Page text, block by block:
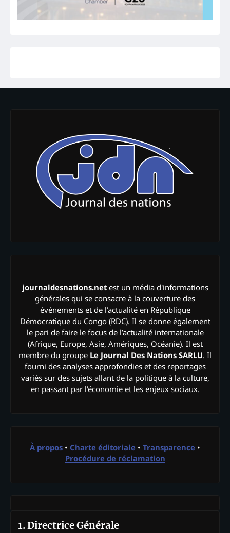
journaldesnations.netest un média d'informations
générales qui se consacre à la couverture des
événements et de l’actualité en République
Démocratique du Congo (RDC). Il se donne également
le pari de faire le focus de l’actualité internationale
(Afrique, Europe, Asie, Amériques, Océanie). Il est
membre du groupe Le Journal Des Nations SARLU. Il
fourni des analyses approfondies et des reportages
variés sur des sujets allant de la politique à la culture,
en passant par l'économie et les enjeux sociaux.
À propos • Charte éditoriale • Transparence •
Procédure de réclamation
1. Directrice Générale